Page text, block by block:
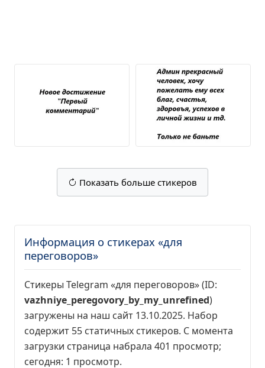
Показать больше стикеров
Информация о стикерах «для
переговоров»
Стикеры Telegram «для переговоров» (ID:
vazhniye_peregovory_by_my_unrefined)
загружены на наш сайт 13.10.2025. Набор
содержит 55 статичных стикеров. С момента
загрузки страница набрала 401 просмотр;
сегодня: 1 просмотр.